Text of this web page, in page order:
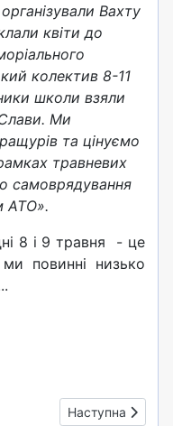
Вахту
квіти до
колектив 8-11
школи взяли
Ми
та цінуємо
травневих
самоврядування
АТО».
8 і 9 травня - це
повинні низько
дитячий футбол
Наступна
Наступна